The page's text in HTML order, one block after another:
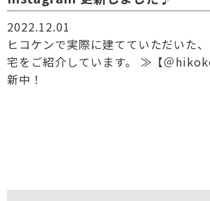
2022.12.01
ヒコケンで実際に建てていただいた
宅をご紹介しています。 ≫【＠
新中！